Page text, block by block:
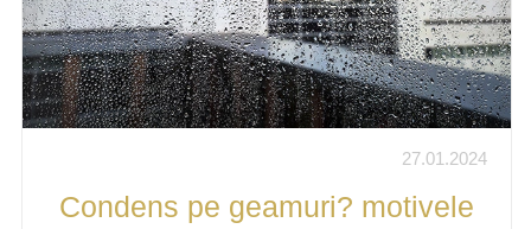
27.01.2024
Condens pe geamuri? motivele